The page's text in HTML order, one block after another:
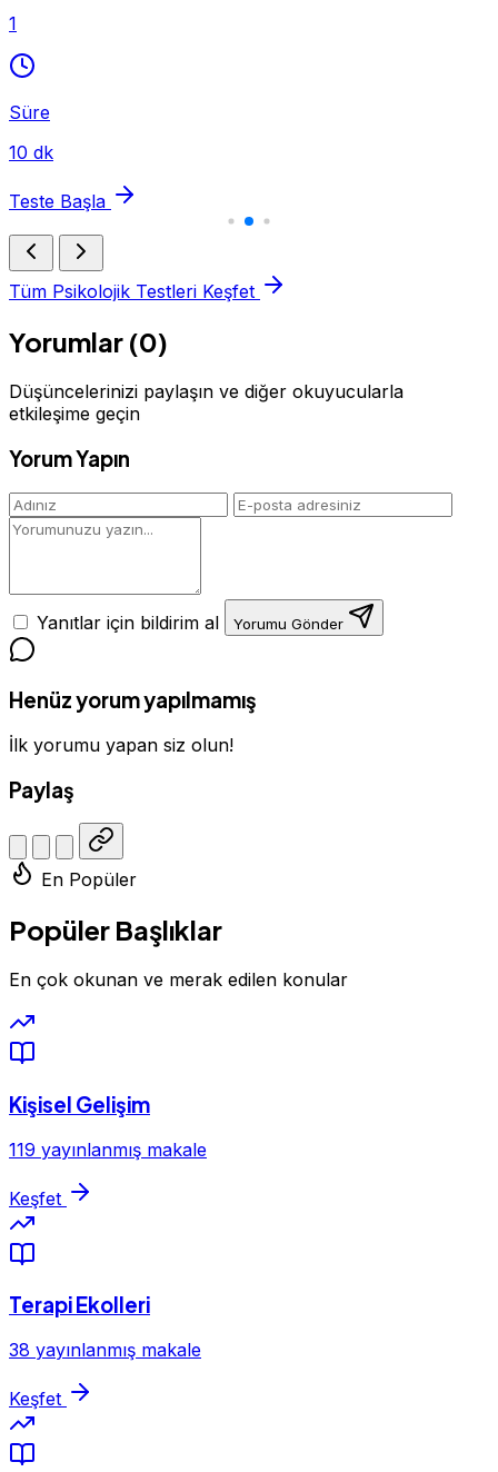
1
Süre
10 dk
Teste Başla
Tüm Psikolojik Testleri Keşfet
Yorumlar (0)
Düşüncelerinizi paylaşın ve diğer okuyucularla
etkileşime geçin
Yorum Yapın
Yanıtlar için bildirim al Yorumu Gönder
Henüz yorum yapılmamış
İlk yorumu yapan siz olun!
Paylaş
En Popüler
Popüler Başlıklar
En çok okunan ve merak edilen konular
Kişisel Gelişim
119 yayınlanmış makale
Keşfet
Terapi Ekolleri
38 yayınlanmış makale
Keşfet